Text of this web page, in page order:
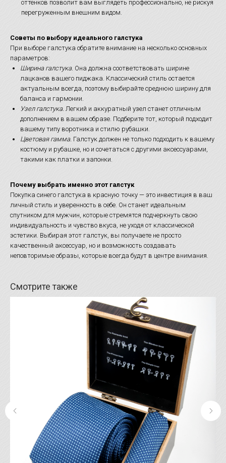
оттенков позволит вам выглядеть профессионально, не рискуя
перегруженным внешним видом.
Советы по выбору идеального галстука
При выборе галстука обратите внимание на несколько основных
параметров:
Ширина галстука. Она должна соответствовать ширине
лацканов вашего пиджака. Классический стиль остается
актуальным всегда, поэтому выбирайте среднюю ширину для
баланса и гармонии.
Узел галстука. Легкий и аккуратный узел станет отличным
дополнением в вашем образе. Подберите тот, который подходит
вашему типу воротника и стилю рубашки.
Цветовая гамма. Галстук должен не только подходить к вашему
костюму и рубашке, но и сочетаться с другими аксессуарами,
такими как платки и запонки.
Почему выбрать именно этот галстук
Покупка синего галстука в красную точку — это инвестиция в ваш
личный стиль и уверенность в себе. Он станет идеальным
спутником для мужчин, которые стремятся подчеркнуть свою
индивидуальность и чувство вкуса, не уходя от классической
эстетики. Выбирая этот галстук, вы получаете не просто
качественный аксессуар, но и возможность создавать
неповторимые образы, которые всегда будут в центре внимания.
Смотрите также